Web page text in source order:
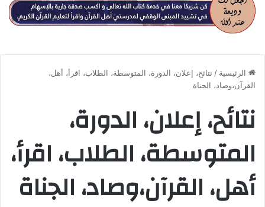
الرئيسية / نتائح، إعلان، الدورة، المتوسطة، الطلاب، اقرأ، أهل،
القرآن،وصاد، الجناة
نتائح، إعلان، الدورة،
المتوسطة، الطلاب، اقرأ،
أهل، القرآن،وصاد، الجناة